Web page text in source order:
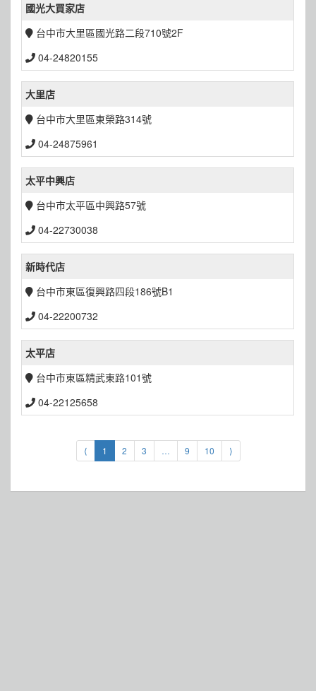
國光大買家店
台中市大里區國光路二段710號2F
04-24820155
大里店
台中市大里區東榮路314號
04-24875961
太平中興店
台中市太平區中興路57號
04-22730038
新時代店
台中市東區復興路四段186號B1
04-22200732
太平店
台中市東區精武東路101號
04-22125658
⟨ 1 2 3 … 9 10 ⟩